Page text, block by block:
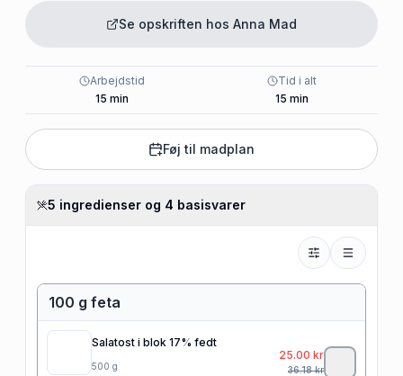
Se opskriften hos Anna Mad
Arbejdstid
15 min
Tid i alt
15 min
Føj til madplan
5 ingredienser og 4 basisvarer
100 g feta
Salatost i blok 17% fedt
500 g
25.00 kr
36.18kr